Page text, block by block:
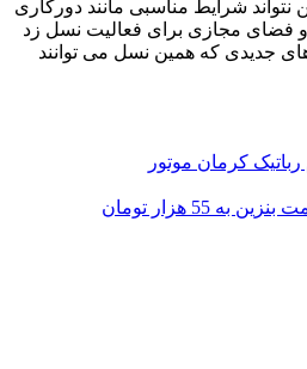
شرایط مناسبی مانند دورکاری
فضای مجازی برای فعالیت نسل زد
جدیدی که همین نسل می توانند
کرمان موتور
55 هزار تومان